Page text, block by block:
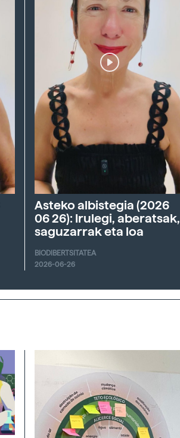
Asteko albistegia (2026
06 26): Irulegi, aberatsak,
saguzarrak eta loa
BIODIBERTSITATEA
2026-06-26